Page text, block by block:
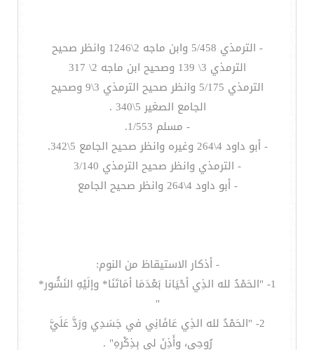
- الترمذي 5/458 وابن ماجه 2\1246 وانظر صحيح
الترمذي 3\ 139 وصحيح ابن ماجه 2\ 317
الترمذي 5/175 وانظر صحيح الترمذي 3\9 وصحيح
الجامع الصغير 5\340 .
- مسلم 1/553.
- أبو داود 4\264 وغيره وانظر صحيح الجامع 5\342.
- الترمذي وانظر صحيح الترمذي 3/140
- أبو داود 4\264 وانظر صحيح الجامع
- أذكار الاستيقاظ من النوم:
1- "الحَمْدُ لله الذِي أحْيَانا بَعْدَمَا أمَاتَنَا* وإلَيْهِ النَشُور*
"
2- "الحَمْدُ لله الذِي عَافَانِي في جَسَدِي ورَدَّ عَلَيَّ
رُوحِي، وأَذِنَ لي بِذِكْرهِ" .